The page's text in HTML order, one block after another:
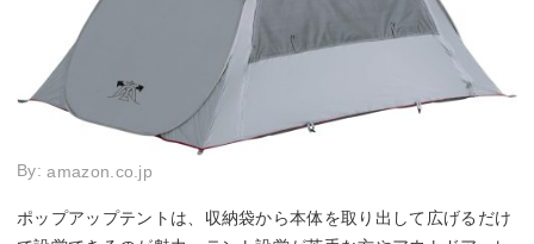
By:amazon.co.jp
ポップアップテントは、収納袋から本体を取り出して広げるだけ